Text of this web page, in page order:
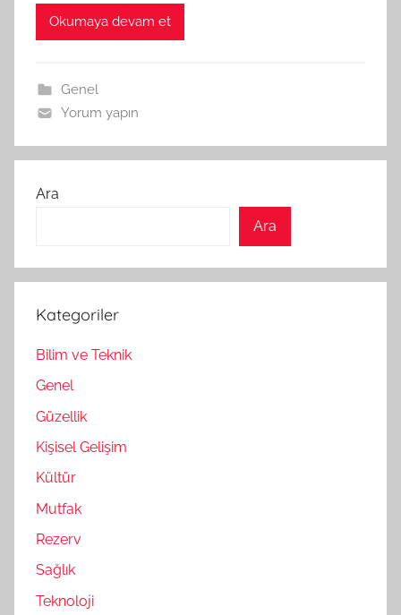
Okumaya devam et
Genel
Yorum yapın
Ara
Ara
Kategoriler
Bilim ve Teknik
Genel
Güzellik
Kişisel Gelişim
Kültür
Mutfak
Rezerv
Sağlık
Teknoloji